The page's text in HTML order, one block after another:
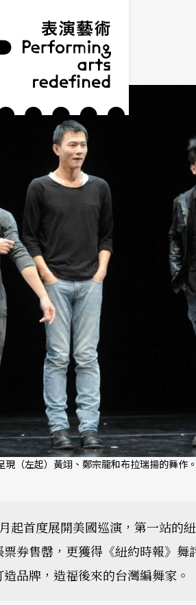
（左起）黃翊、鄭宗龍和布拉瑞揚的舞作。
起首度展開美國巡演，第一站的
券售罄，更獲得《紐約時報》
品牌，造福後來的台灣編舞家。